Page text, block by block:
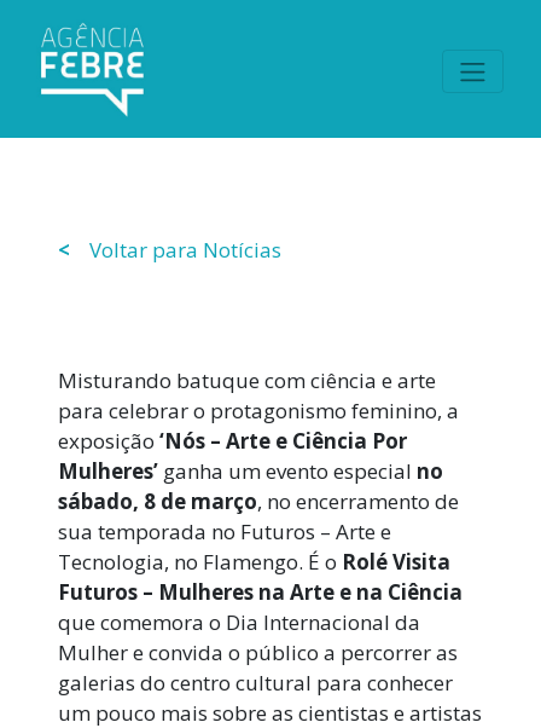
< Voltar para Notícias
Misturando batuque com ciência e arte
para celebrar o protagonismo feminino, a
exposição ‘Nós – Arte e Ciência Por
Mulheres’ ganha um evento especial no
sábado, 8 de março, no encerramento de
sua temporada no Futuros – Arte e
Tecnologia, no Flamengo. É o Rolé Visita
Futuros – Mulheres na Arte e na Ciência
que comemora o Dia Internacional da
Mulher e convida o público a percorrer as
galerias do centro cultural para conhecer
um pouco mais sobre as cientistas e artistas